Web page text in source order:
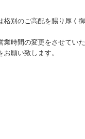
別のご高配を賜り厚く御
時間の変更をさせてい
願い致します。